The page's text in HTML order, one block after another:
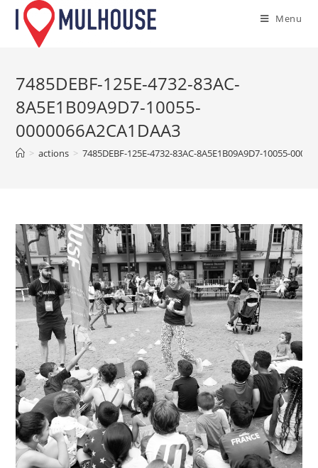
Skip
content
Menu
7485DEBF-125E-4732-83AC-
8A5E1B09A9D7-10055-
0000066A2CA1DAA3
> actions > 7485DEBF-125E-4732-83AC-8A5E1B09A9D7-10055-